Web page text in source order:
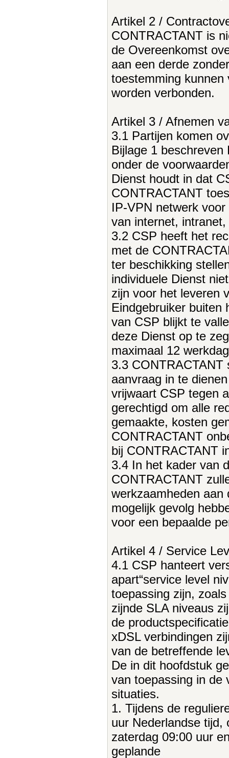
Artikel 2 /
CONTRACTANT is
de Overeenkomst
aan een derde
toestemming kunnen
worden verbonden.
Artikel 3 / Afnemen
3.1 Partijen komen
Bijlage 1 beschreven
onder de
Dienst houdt in dat
CONTRACTANT
IP-VPN netwerk
van internet,
3.2 CSP heeft het
met de
ter beschikking
individuele Dienst
zijn voor het leveren
Eindgebruiker buiten
van CSP blijkt te
deze Dienst op te
maximaal 12
3.3 CONTRACTANT
aanvraag in te
vrijwaart CSP tegen
gerechtigd om alle
gemaakte, kosten
CONTRACTANT
bij CONTRACTANT
3.4 In het kader van
CONTRACTANT
werkzaamheden
mogelijk gevolg
voor een bepaalde
Artikel 4 / Service
4.1 CSP hanteert
apart“service level
toepassing zijn,
zijnde SLA niveaus
de
xDSL verbindingen
van de betreffende
De in dit hoofdstuk
van toepassing in de
situaties.
1. Tijdens de
uur Nederlandse tijd,
zaterdag 09:00 uur
geplande